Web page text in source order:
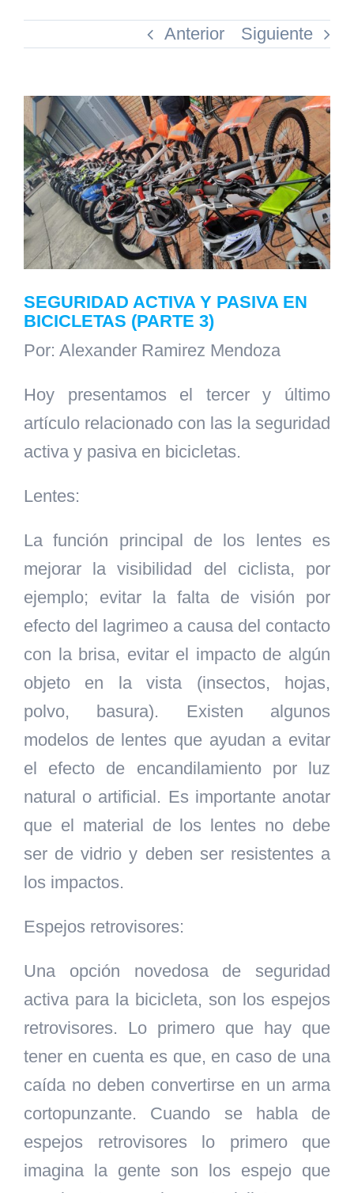
Anterior Siguiente
Ver
imagen
más
grande
SEGURIDAD ACTIVA Y PASIVA EN
BICICLETAS (PARTE 3)
Por: Alexander Ramirez Mendoza
Hoy presentamos el tercer y último
artículo relacionado con las la seguridad
activa y pasiva en bicicletas.
Lentes:
La función principal de los lentes es
mejorar la visibilidad del ciclista, por
ejemplo; evitar la falta de visión por
efecto del lagrimeo a causa del contacto
con la brisa, evitar el impacto de algún
objeto en la vista (insectos, hojas,
polvo, basura). Existen algunos
modelos de lentes que ayudan a evitar
el efecto de encandilamiento por luz
natural o artificial. Es importante anotar
que el material de los lentes no debe
ser de vidrio y deben ser resistentes a
los impactos.
Espejos retrovisores:
Una opción novedosa de seguridad
activa para la bicicleta, son los espejos
retrovisores. Lo primero que hay que
tener en cuenta es que, en caso de una
caída no deben convertirse en un arma
cortopunzante. Cuando se habla de
espejos retrovisores lo primero que
imagina la gente son los espejo que